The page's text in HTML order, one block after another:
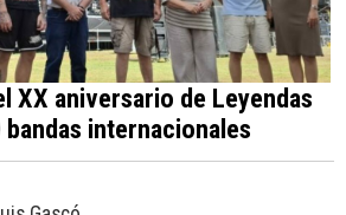
XX aniversario de Leyendas
internacionales